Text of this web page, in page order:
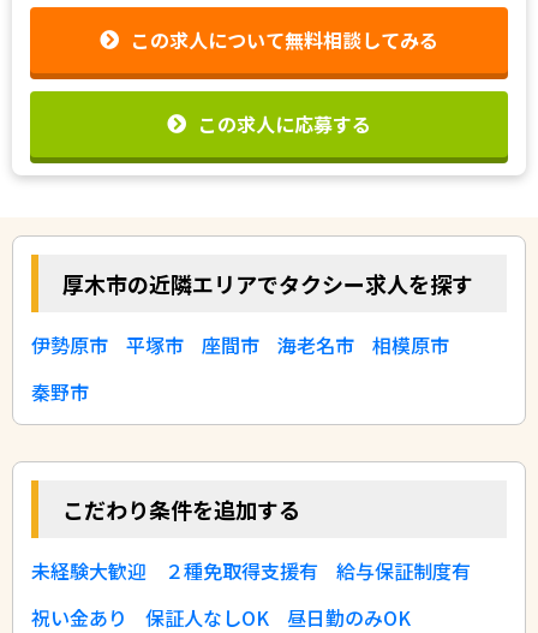
この求人について無料相談してみる
この求人に応募する
厚木市の近隣エリアでタクシー求人を探す
伊勢原市 平塚市 座間市 海老名市
相模原市
秦野市
こだわり条件を追加する
未経験大歓迎 ２種免取得支援有
給与保証制度有
祝い金あり
保証人なしOK
昼日勤のみOK